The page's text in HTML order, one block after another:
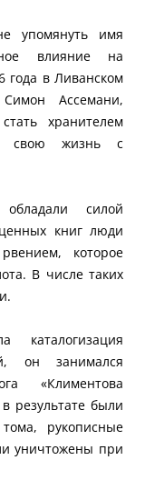
упомянуть имя
влияние на
года в Ливанском
Ассемани,
хранителем
свою жизнь с
силой
книг люди
которое
В числе таких
он занимался
«Климентова
результате были
рукописные
уничтожены при